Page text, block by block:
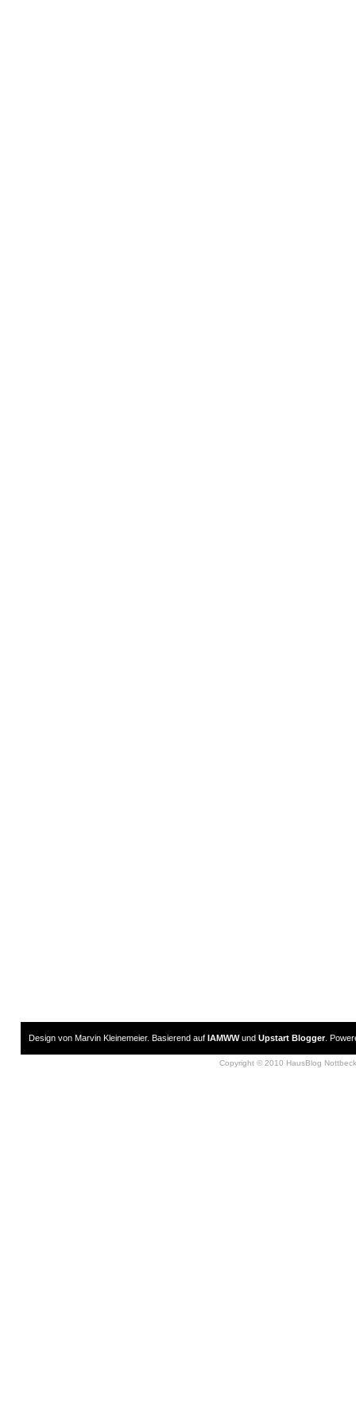
Design von Marvin Kleinemeier. Basierend auf IAMWWund Upstart Blogger.
Copyright © 2010 HausBlog